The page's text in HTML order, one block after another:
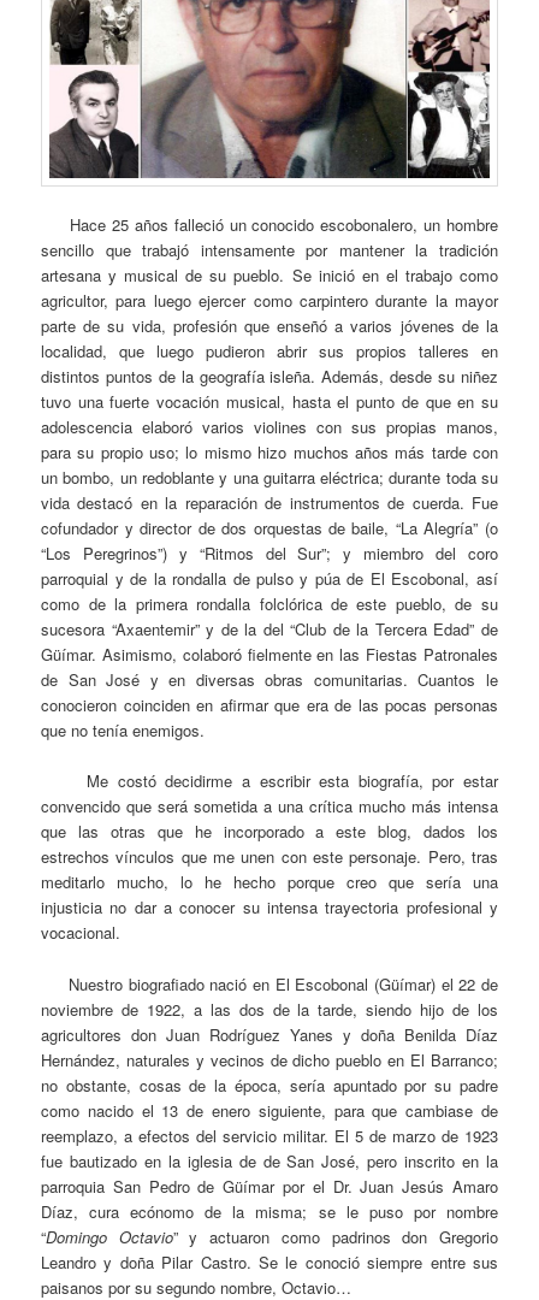
Hace 25 años falleció un conocido escobonalero, un hombre
sencillo que trabajó intensamente por mantener la tradición
artesana y musical de su pueblo. Se inició en el trabajo como
agricultor, para luego ejercer como carpintero durante la mayor
parte de su vida, profesión que enseñó a varios jóvenes de la
localidad, que luego pudieron abrir sus propios talleres en
distintos puntos de la geografía isleña. Además, desde su niñez
tuvo una fuerte vocación musical, hasta el punto de que en su
adolescencia elaboró varios violines con sus propias manos,
para su propio uso; lo mismo hizo muchos años más tarde con
un bombo, un redoblante y una guitarra eléctrica; durante toda su
vida destacó en la reparación de instrumentos de cuerda. Fue
cofundador y director de dos orquestas de baile, “La Alegría” (o
“Los Peregrinos”) y “Ritmos del Sur”; y miembro del coro
parroquial y de la rondalla de pulso y púa de El Escobonal, así
como de la primera rondalla folclórica de este pueblo, de su
sucesora “Axaentemir” y de la del “Club de la Tercera Edad” de
Güímar. Asimismo, colaboró fielmente en las Fiestas Patronales
de San José y en diversas obras comunitarias. Cuantos le
conocieron coinciden en afirmar que era de las pocas personas
que no tenía enemigos.
Me costó decidirme a escribir esta biografía, por estar
convencido que será sometida a una crítica mucho más intensa
que las otras que he incorporado a este blog, dados los
estrechos vínculos que me unen con este personaje. Pero, tras
meditarlo mucho, lo he hecho porque creo que sería una
injusticia no dar a conocer su intensa trayectoria profesional y
vocacional.
Nuestro biografiado nació en El Escobonal (Güímar) el 22 de
noviembre de 1922, a las dos de la tarde, siendo hijo de los
agricultores don Juan Rodríguez Yanes y doña Benilda Díaz
Hernández, naturales y vecinos de dicho pueblo en El Barranco;
no obstante, cosas de la época, sería apuntado por su padre
como nacido el 13 de enero siguiente, para que cambiase de
reemplazo, a efectos del servicio militar. El 5 de marzo de 1923
fue bautizado en la iglesia de de San José, pero inscrito en la
parroquia San Pedro de Güímar por el Dr. Juan Jesús Amaro
Díaz, cura ecónomo de la misma; se le puso por nombre
“Domingo Octavio” y actuaron como padrinos don Gregorio
Leandro y doña Pilar Castro. Se le conoció siempre entre sus
paisanos por su segundo nombre, Octavio…